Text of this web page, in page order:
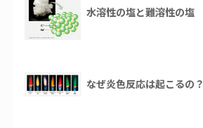
水溶性の塩と難溶性の塩
なぜ炎色反応は起こるの？